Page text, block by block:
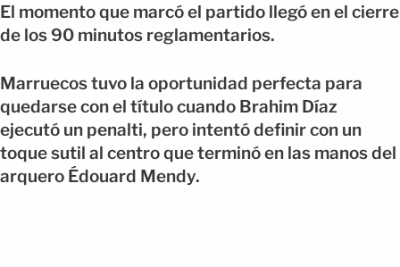
El momento que marcó el partido llegó en el cierre
de los 90 minutos reglamentarios.
Marruecos tuvo la oportunidad perfecta para
quedarse con el título cuando Brahim Díaz
ejecutó un penalti, pero intentó definir con un
toque sutil al centro que terminó en las manos del
arquero Édouard Mendy.